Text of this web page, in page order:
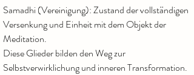
Samadhi (Vereinigung): Zustand der vollständigen
Versenkung und Einheit mit dem Objekt der
Meditation.
Diese Glieder bilden den Weg zur
Selbstverwirklichung und inneren Transformation.